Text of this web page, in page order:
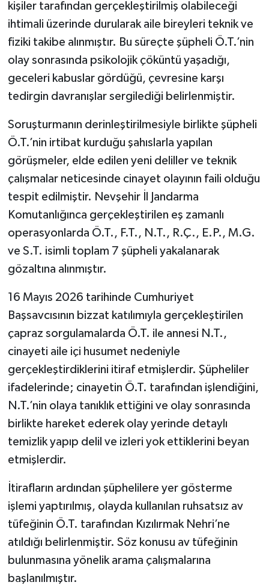
kişiler tarafından gerçekleştirilmiş olabileceği
ihtimali üzerinde durularak aile bireyleri teknik ve
fiziki takibe alınmıştır. Bu süreçte şüpheli Ö.T.’nin
olay sonrasında psikolojik çöküntü yaşadığı,
geceleri kabuslar gördüğü, çevresine karşı
tedirgin davranışlar sergilediği belirlenmiştir.
Soruşturmanın derinleştirilmesiyle birlikte şüpheli
Ö.T.’nin irtibat kurduğu şahıslarla yapılan
görüşmeler, elde edilen yeni deliller ve teknik
çalışmalar neticesinde cinayet olayının faili olduğu
tespit edilmiştir. Nevşehir İl Jandarma
Komutanlığınca gerçekleştirilen eş zamanlı
operasyonlarda Ö.T., F.T., N.T., R.Ç., E.P., M.G.
ve S.T. isimli toplam 7 şüpheli yakalanarak
gözaltına alınmıştır.
16 Mayıs 2026 tarihinde Cumhuriyet
Başsavcısının bizzat katılımıyla gerçekleştirilen
çapraz sorgulamalarda Ö.T. ile annesi N.T.,
cinayeti aile içi husumet nedeniyle
gerçekleştirdiklerini itiraf etmişlerdir. Şüpheliler
ifadelerinde; cinayetin Ö.T. tarafından işlendiğini,
N.T.’nin olaya tanıklık ettiğini ve olay sonrasında
birlikte hareket ederek olay yerinde detaylı
temizlik yapıp delil ve izleri yok ettiklerini beyan
etmişlerdir.
İtirafların ardından şüphelilere yer gösterme
işlemi yaptırılmış, olayda kullanılan ruhsatsız av
tüfeğinin Ö.T. tarafından Kızılırmak Nehri’ne
atıldığı belirlenmiştir. Söz konusu av tüfeğinin
bulunmasına yönelik arama çalışmalarına
başlanılmıştır.